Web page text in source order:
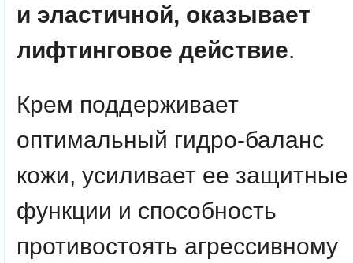
и эластичной, оказывает
лифтинговое действие.
Крем поддерживает
оптимальный гидро-баланс
кожи, усиливает ее защитные
функции и способность
противостоять агрессивному